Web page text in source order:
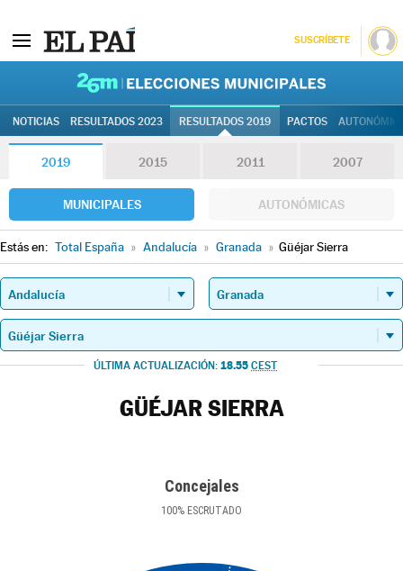
SUSCRÍBETE
NOTICIAS RESULTADOS 2023 RESULTADOS 2019 PACTOS
2019 2015 2011 2007
MUNICIPALES AUTONÓMICAS
Estás en: Total España » Andalucía » Granada » Güéjar Sierra
ÚLTIMA ACTUALIZACIÓN: 18.55 CEST
GÜÉJAR SIERRA
Concejales
100% ESCRUTADO